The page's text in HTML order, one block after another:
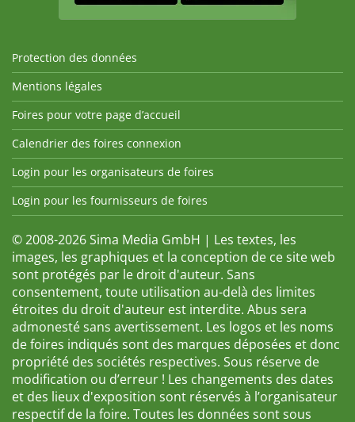
Protection des données
Mentions légales
Foires pour votre page d’accueil
Calendrier des foires connexion
Login pour les organisateurs de foires
Login pour les fournisseurs de foires
© 2008-2026 Sima Media GmbH | Les textes, les
images, les graphiques et la conception de ce site web
sont protégés par le droit d'auteur. Sans
consentement, toute utilisation au-delà des limites
étroites du droit d'auteur est interdite. Abus sera
admonesté sans avertissement. Les logos et les noms
de foires indiqués sont des marques déposées et donc
propriété des sociétés respectives. Sous réserve de
modification ou d’erreur ! Les changements des dates
et des lieux d'exposition sont réservés à l’organisateur
respectif de la foire. Toutes les données sont sous